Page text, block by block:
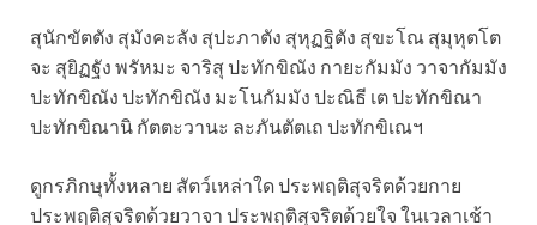
สุนักขัตตัง สุมังคะลัง สุปะภาตัง สุหุฏฐิตัง สุขะโณ สุมุหุตโต
จะ สุยิฏฐัง พรัหมะ จาริสุ ปะทักขิณัง กายะกัมมัง วาจากัมมัง
ปะทักขิณัง ปะทักขิณัง มะโนกัมมัง ปะณิธี เต ปะทักขิณา
ปะทักขิณานิ กัตตะวานะ ละภันตัตเถ ปะทักขิเณฯ
ดูกรภิกษุทั้งหลาย สัตว์เหล่าใด ประพฤติสุจริตด้วยกาย
ประพฤติสุจริตด้วยวาจา ประพฤติสุจริตด้วยใจ ในเวลาเช้า